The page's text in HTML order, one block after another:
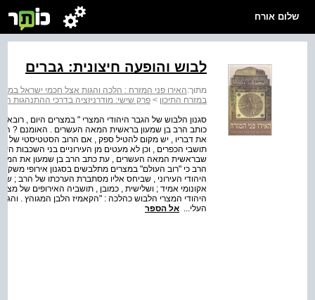
שלום אורח
לבוש והופעה חיצונית: גברים
מתוך:האירו פני המזרח : הלכה והגות אצל חכמי ישראל
במזרח התיכון > פרק שישי: מודרניזציה בדרכי ההתנהגות
את דבריו , יש מקום להטיל ספק , אם הרוב הסטטיסטי של
תושבי הכפרים , וכן לא מעטים מן העירוניים בני השכבות
שבראשית המאה העשרים , עת כתב הרב בן שמעון את
הרב כי "רוב העולם" במצרים מתלבשים בסגנון אירופי
היהודי העירוני , שביחס אליו מסתברת הערכתו של הרב ;
אקונומי אמיד ; ושלישית , כמובן , תושביה האירופים של
היהודי המצרי הלבוש כהלכה : "הקאמיז הלבן המגוהץ .
העלי... אל הספר